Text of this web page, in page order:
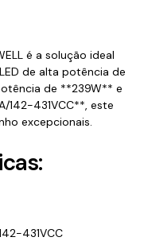
é a solução ideal
de alta potência de
de **239W** e
142-431VCC**, este
excepcionais.
431VCC